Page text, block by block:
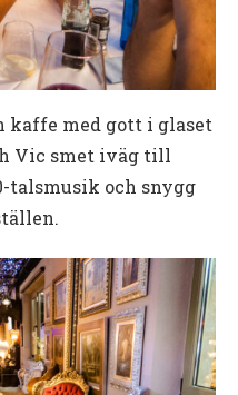
kaffe med gott i glaset
Vic smet iväg till
talsmusik och snygg